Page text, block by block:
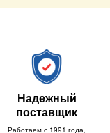
Надежный
поставщик
Работаем с 1991 года,